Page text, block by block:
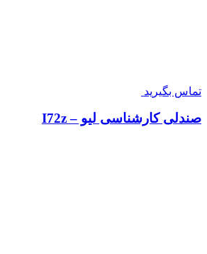
تماس بگیرید
صندلی کارشناسی لیو – I72z